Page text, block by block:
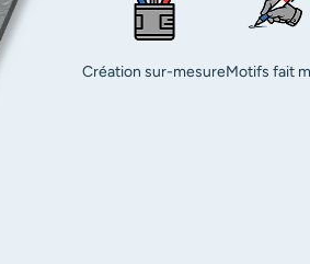
Création sur-mesureMotifs fait